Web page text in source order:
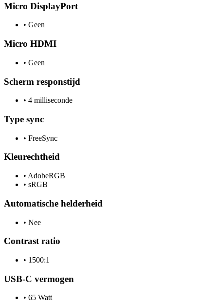
Micro DisplayPort
• Geen
Micro HDMI
• Geen
Scherm responstijd
• 4 milliseconde
Type sync
• FreeSync
Kleurechtheid
• AdobeRGB
• sRGB
Automatische helderheid
• Nee
Contrast ratio
• 1500:1
USB-C vermogen
• 65 Watt